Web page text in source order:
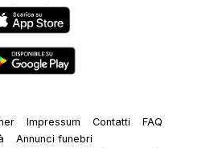
Impressum Contatti
FAQ
Annunci funebri